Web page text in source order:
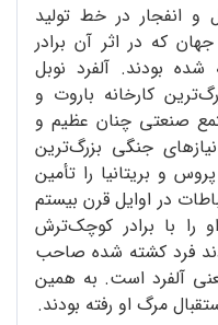
و انفجار در خط تولید
که در اثر آن برادر
بودند. آلفرد نوبل
کارخانه باروت و
صنعتی ‌چنان عظیم و
جنگی بزرگ‌ترین
و بریتانیا را تأمین
در اوایل قرن بیستم
را با برادر کوچک‌ترش
فرد کشته شده صاحب
آلفرد است. به همین
مرگ او رفته بودند.